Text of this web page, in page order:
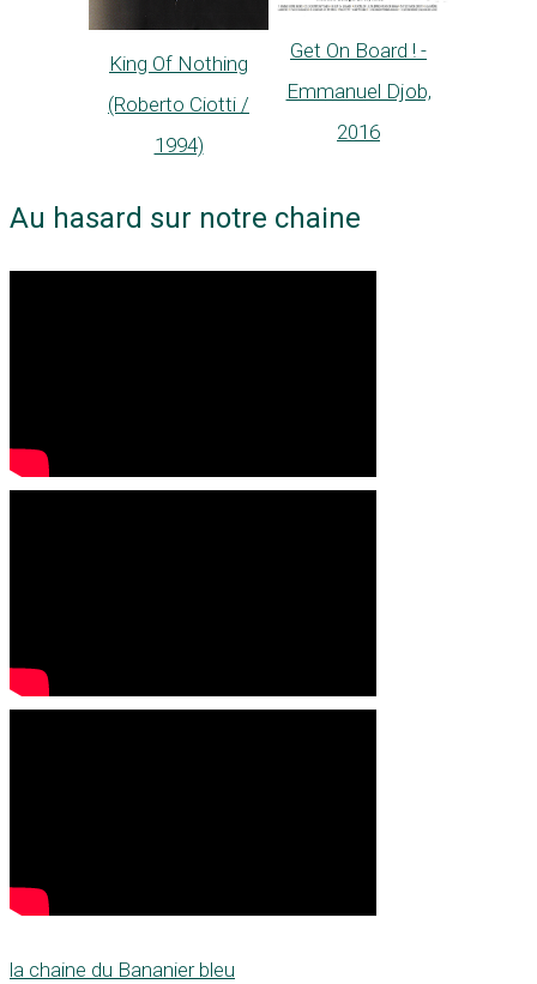
King Of Nothing
(Roberto Ciotti /
1994)
Get On Board ! -
Emmanuel Djob,
2016
Au hasard sur notre chaine
la chaine du Bananier bleu